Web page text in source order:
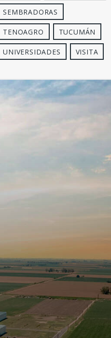
SEMBRADORAS
TENOAGRO TUCUMÁN
UNIVERSIDADES VISITA